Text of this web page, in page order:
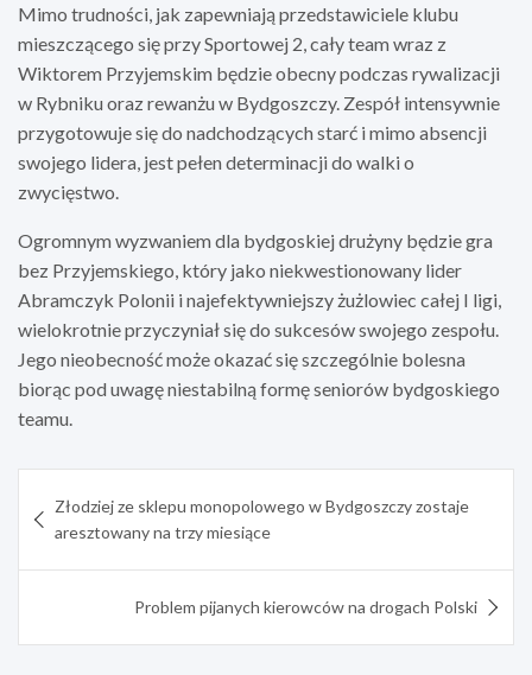
Mimo trudności, jak zapewniają przedstawiciele klubu
mieszczącego się przy Sportowej 2, cały team wraz z
Wiktorem Przyjemskim będzie obecny podczas rywalizacji
w Rybniku oraz rewanżu w Bydgoszczy. Zespół intensywnie
przygotowuje się do nadchodzących starć i mimo absencji
swojego lidera, jest pełen determinacji do walki o
zwycięstwo.
Ogromnym wyzwaniem dla bydgoskiej drużyny będzie gra
bez Przyjemskiego, który jako niekwestionowany lider
Abramczyk Polonii i najefektywniejszy żużlowiec całej I ligi,
wielokrotnie przyczyniał się do sukcesów swojego zespołu.
Jego nieobecność może okazać się szczególnie bolesna
biorąc pod uwagę niestabilną formę seniorów bydgoskiego
teamu.
wpisu
Złodziej ze sklepu monopolowego w Bydgoszczy zostaje
aresztowany na trzy miesiące
Problem pijanych kierowców na drogach Polski